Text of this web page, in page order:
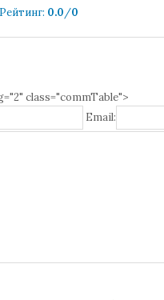
Рейтинг: 0.0/0
class="commTable">
Email: